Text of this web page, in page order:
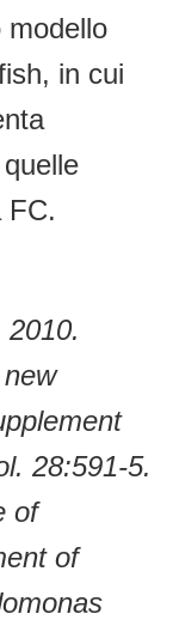
modello
in cui
FC.
28:591-5.
of
of